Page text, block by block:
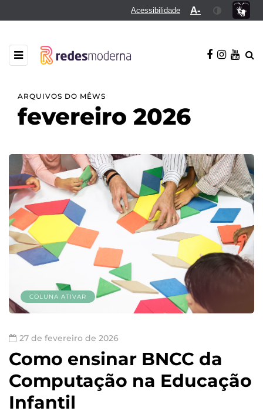
Acessibilidade A-
ARQUIVOS DO MÊWS
fevereiro 2026
COLUNA ATIVAR
27 de fevereiro de 2026
Como ensinar BNCC da
Computação na Educação
Infantil